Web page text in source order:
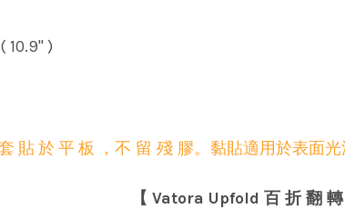
10.9" )
貼 於 平 板 ， 不 留 殘 膠。 黏貼適用於表面
【 Vatora Upfold 百 折 翻 轉